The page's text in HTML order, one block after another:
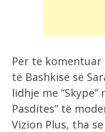
Për të
të Bashkisë së
lidhje me
Pasdites” të
Vizion Plus, tha